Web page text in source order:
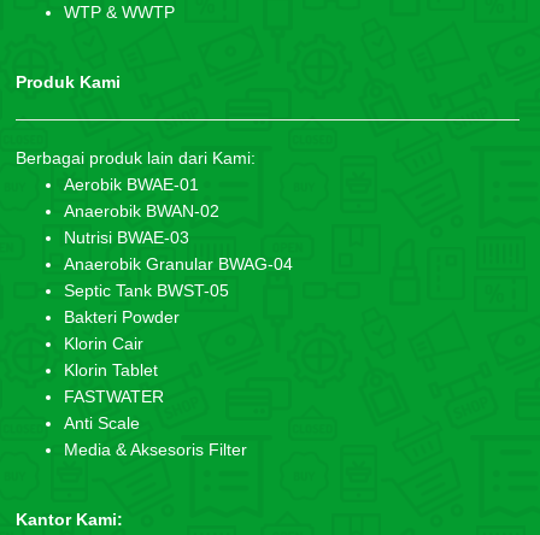
WTP & WWTP
Produk Kami
Berbagai produk lain dari Kami:
Aerobik BWAE-01
Anaerobik BWAN-02
Nutrisi BWAE-03
Anaerobik Granular BWAG-04
Septic Tank BWST-05
Bakteri Powder
Klorin Cair
Klorin Tablet
FASTWATER
Anti Scale
Media & Aksesoris Filter
Kantor Kami: